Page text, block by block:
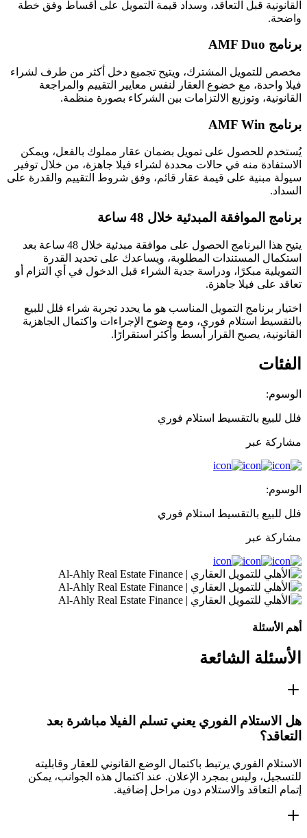
القانونية قبل التعاقد، وسداد قيمة التمويل على أقساط وفق خطة
واضحة.
برنامج AMF Duo
مخصص للتمويل المشترك، ويتيح تجميع دخل أكثر من طرف لشراء
فيلا واحدة، مع خضوع العقار لنفس معايير التقييم والمراجعة
القانونية، وتوزيع الالتزامات بين الشركاء بصورة منظمة.
برنامج AMF Win
يُستخدم للحصول على تمويل بضمان عقار مملوك بالفعل، ويمكن
الاستفادة منه في حالات محددة لشراء فيلا جاهزة، من خلال توفير
سيولة مبنية على قيمة عقار قائم، وفق شروط التقييم والقدرة على
السداد.
برنامج الموافقة المبدئية خلال 48 ساعة
يتيح هذا البرنامج الحصول على موافقة مبدئية خلال 48 ساعة بعد
استكمال المستندات المطلوبة، ويساعدك على تحديد القدرة
التمويلية مبكرًا، ودراسة جدية الشراء قبل الدخول في أي التزام أو
تعاقد على فيلا جاهزة.
اختيار برنامج التمويل المناسب هو ما يحدد تجربة شراء فلل للبيع
بالتقسيط استلام فوري، ومع وضوح الإجراءات واكتمال الجاهزية
القانونية، يصبح القرار أبسط وأكثر استقرارًا.
الفئات
الوسوم:
فلل للبيع بالتقسيط استلام فوري
مشاركة عبر
الوسوم:
فلل للبيع بالتقسيط استلام فوري
مشاركة عبر
أهم الأسئلة
الأسئلة الشائعة
هل الاستلام الفوري يعني تسلم الفيلا مباشرة بعد
التعاقد؟
الاستلام الفوري يرتبط باكتمال الوضع القانوني للعقار وقابليته
للتسجيل، وليس بمجرد الإعلان. عند اكتمال هذه الجوانب، يمكن
إتمام التعاقد والاستلام دون مراحل إضافية.